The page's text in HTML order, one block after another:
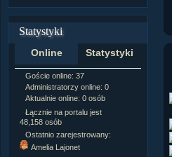
Statystyki
Online Statystyki
Goście online: 37
Administratorzy online: 0
Aktualnie online: 0 osób
Łącznie na portalu jest
48,158 osób
Ostatnio zarejestrowany:
Amelia Lajonet
Zdjęć